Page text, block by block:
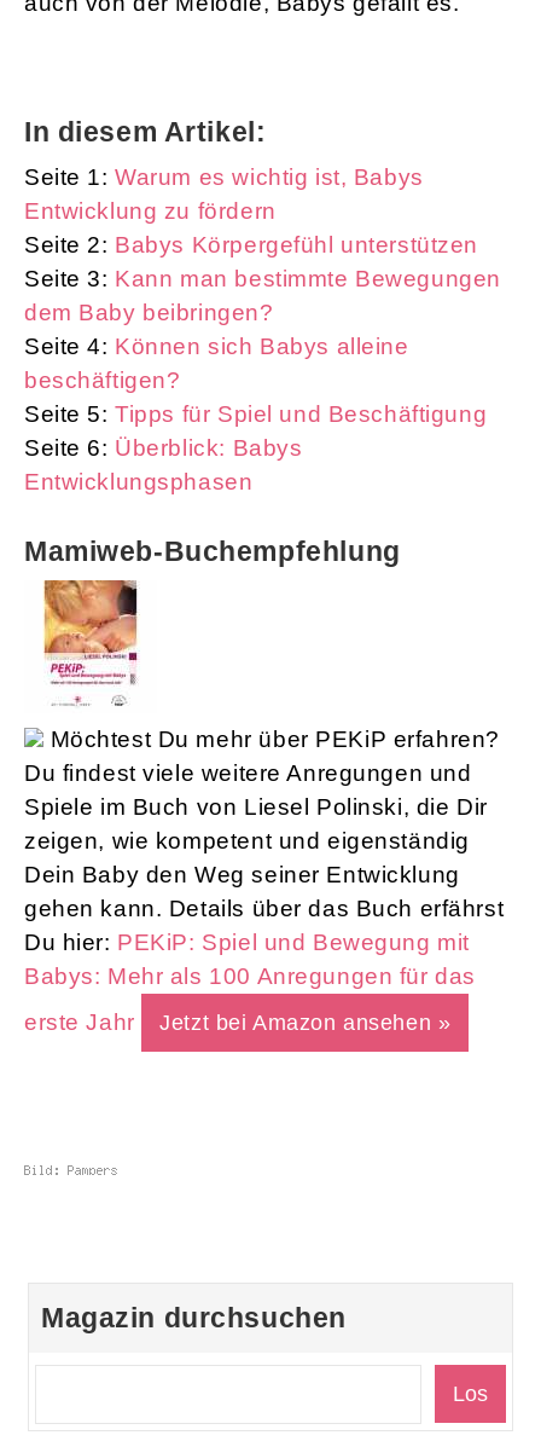
In diesem Artikel:
Seite 1:Warum es wichtig ist, Babys
Entwicklung zu fördern
Seite 2: Babys Körpergefühl unterstützen
Seite 3: Kann man bestimmte Bewegungen
dem Baby beibringen?
Seite 4: Können sich Babys alleine
beschäftigen?
Seite 5:Tipps für Spiel und Beschäftigung
Seite 6: Überblick: Babys
Entwicklungsphasen
Mamiweb-Buchempfehlung
Möchtest Du mehr über PEKiP erfahren?
Du findest viele weitere Anregungen und
Spiele im Buch von Liesel Polinski, die Dir
zeigen, wie kompetent und eigenständig
Dein Baby den Weg seiner Entwicklung
gehen kann. Details über das Buch erfährst
Du hier: PEKiP: Spiel und Bewegung mit
Babys: Mehr als 100 Anregungen für das
erste Jahr
Jetzt bei Amazon ansehen »
Magazin durchsuchen